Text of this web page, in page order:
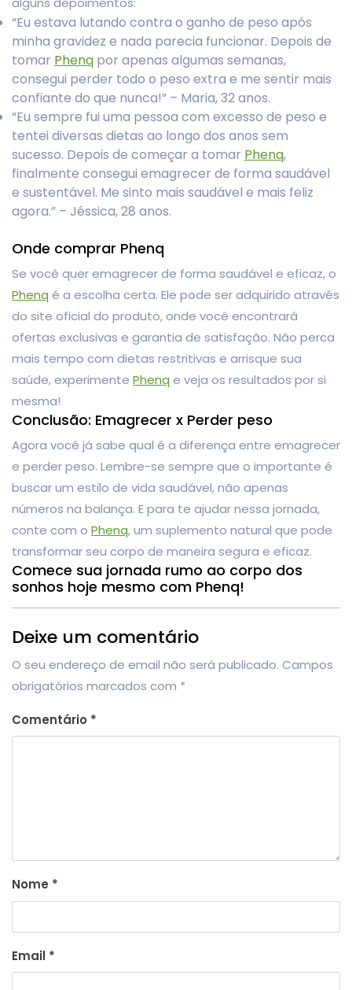
“Eu estava lutando contra o ganho de peso após
minha gravidez e nada parecia funcionar. Depois de
tomar Phenq por apenas algumas semanas,
consegui perder todo o peso extra e me sentir mais
confiante do que nunca!” – Maria, 32 anos.
“Eu sempre fui uma pessoa com excesso de peso e
tentei diversas dietas ao longo dos anos sem
sucesso. Depois de começar a tomar Phenq,
finalmente consegui emagrecer de forma saudável
e sustentável. Me sinto mais saudável e mais feliz
agora.” – Jéssica, 28 anos.
Onde comprar Phenq
Se você quer emagrecer de forma saudável e eficaz, o
Phenq é a escolha certa. Ele pode ser adquirido através
do site oficial do produto, onde você encontrará
ofertas exclusivas e garantia de satisfação. Não perca
mais tempo com dietas restritivas e arrisque sua
saúde, experimente Phenq e veja os resultados por si
mesma!
Conclusão: Emagrecer x Perder peso
Agora você já sabe qual é a diferença entre emagrecer
e perder peso. Lembre-se sempre que o importante é
buscar um estilo de vida saudável, não apenas
números na balança. E para te ajudar nessa jornada,
conte com o Phenq, um suplemento natural que pode
transformar seu corpo de maneira segura e eficaz.
Comece sua jornada rumo ao corpo dos
sonhos hoje mesmo com Phenq!
Deixe um comentário
O seu endereço de email não será publicado. Campos
obrigatórios marcados com *
Comentário *
Nome *
Email *